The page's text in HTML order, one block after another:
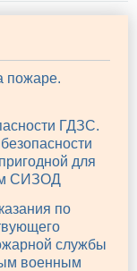
пожаре.
ГДЗС.
для
СИЗОД
по
службы
военным